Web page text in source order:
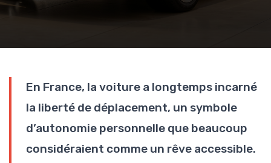
En France, la voiture a longtemps incarné
la liberté de déplacement, un symbole
d’autonomie personnelle que beaucoup
considéraient comme un rêve accessible.